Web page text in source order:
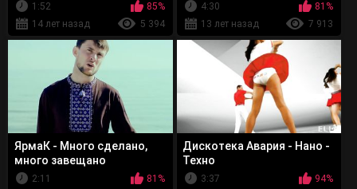
1:52
85%
14 лет назад
5 394
4:30
81%
13 лет назад
7 913
ЯрмаК - Много сделано,
много завещано
2:11
81%
Дискотека Авария - Нано -
Техно
3:37
94%